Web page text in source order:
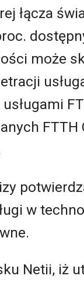
łącza
może
w
Netii, iż